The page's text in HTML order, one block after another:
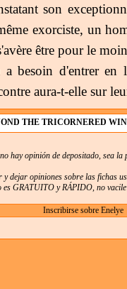
son
exorciste, un
être pour le
besoin d'entrer
aura-t-elle sur
THE TRICORNERED
hay opinión de depositado, sea
y dejar opiniones sobre las fichas
es GRATUITO y RÁPIDO, no